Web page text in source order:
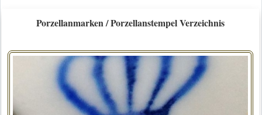
Porzellanmarken / Porzellanstempel Verzeichnis